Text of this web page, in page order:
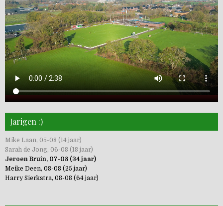
Jarigen :)
Mike Laan, 05-08 (14 jaar)
Sarah de Jong, 06-08 (18 jaar)
Jeroen Bruin, 07-08 (34 jaar)
Meike Deen, 08-08 (25 jaar)
Harry Sierkstra, 08-08 (64 jaar)